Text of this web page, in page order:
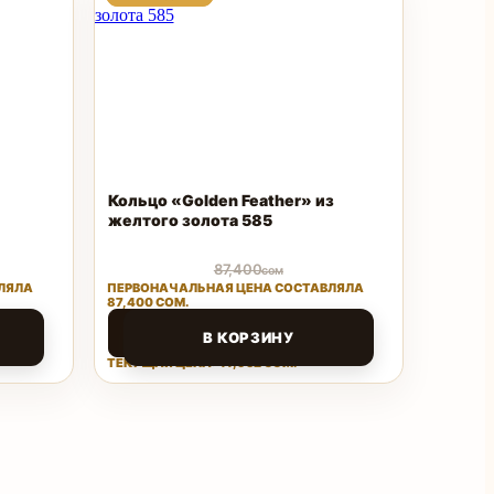
ТОВАР
ТОВАР
Кольцо «Golden Feather» из
желтого золота 585
87,400сом
ПЕРВОНАЧАЛЬНАЯ ЦЕНА СОСТАВЛЯЛА
87,400 СОМ.
ТЕКУЩАЯ ЦЕНА: 41,952 СОМ.
В КОРЗИНУ